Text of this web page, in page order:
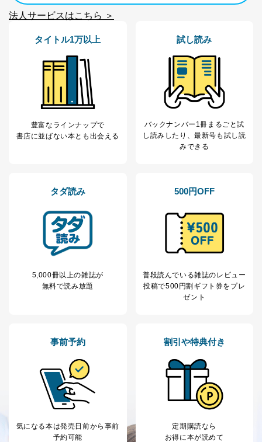
法人サービスはこちら ＞
タイトル1万以上
豊富なラインナップで
書店に並ばない本とも出会える
試し読み
バックナンバー1冊まるごと試
し読み したり、最新号も試し読
みできる
タダ読み
5,000冊以上の雑誌が
無料で読み放題
500円OFF
普段読んでいる雑誌のレビュー
投稿で500円割ギフト券をプレ
ゼント
事前予約
気になる本は発売日前から事前
予約可能
割引や特典付き
定期購読なら
お得に本が読めて